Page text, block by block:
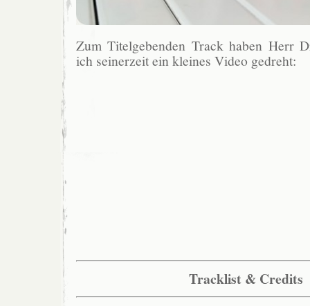
Zum Titelgebenden Track haben Herr
ich seinerzeit ein kleines Video gedreht:
Tracklist & Credits